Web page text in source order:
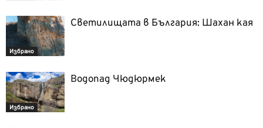
Избрано
Светилищата в България: Шахан кая
Избрано
Водопад Чюдюрмек